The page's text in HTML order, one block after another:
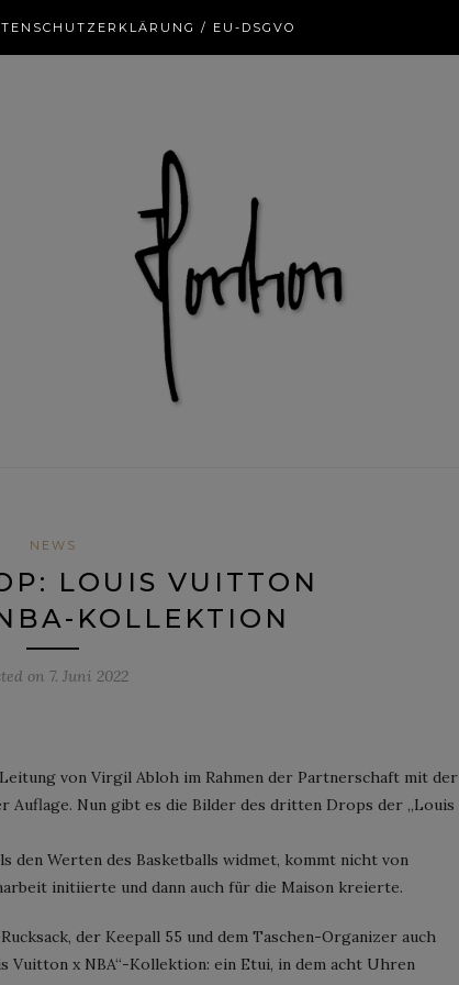
/ EU-DSGVO
NEWS
LOUIS VUITTON
KOLLEKTION
on 7. Juni 2022
von Virgil Abloh im Rahmen der Partnerschaft mit der
Nun gibt es die Bilder des dritten Drops der „Louis
den Werten des Basketballs widmet, kommt nicht von
initiierte und dann auch für die Maison kreierte.
der Keepall 55 und dem Taschen-Organizer auch
Vuitton x NBA“-Kollektion: ein Etui, in dem acht Uhren